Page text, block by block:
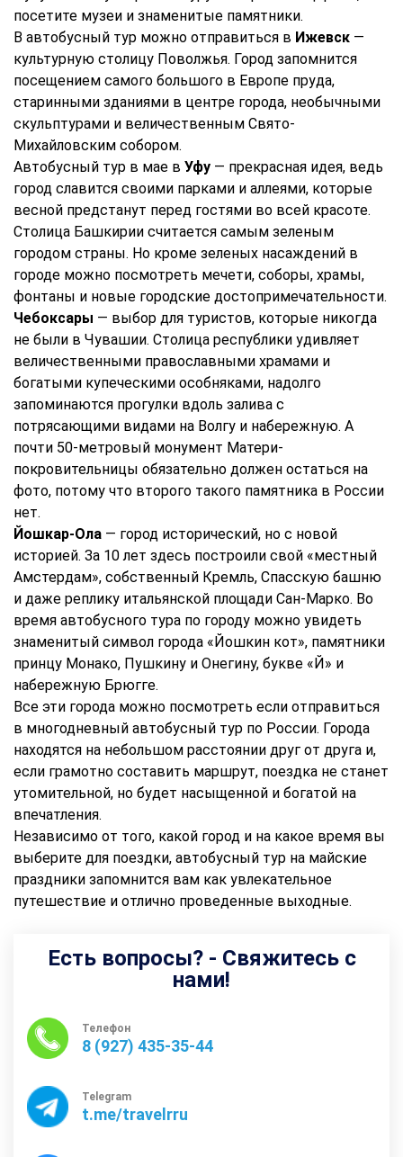
посетите музеи и знаменитые памятники.
В автобусный тур можно отправиться в Ижевск —
культурную столицу Поволжья. Город запомнится
посещением самого большого в Европе пруда,
старинными зданиями в центре города, необычными
скульптурами и величественным Свято-
Михайловским собором.
Автобусный тур в мае в Уфу — прекрасная идея, ведь
город славится своими парками и аллеями, которые
весной предстанут перед гостями во всей красоте.
Столица Башкирии считается самым зеленым
городом страны. Но кроме зеленых насаждений в
городе можно посмотреть мечети, соборы, храмы,
фонтаны и новые городские достопримечательности.
Чебоксары — выбор для туристов, которые никогда
не были в Чувашии. Столица республики удивляет
величественными православными храмами и
богатыми купеческими особняками, надолго
запоминаются прогулки вдоль залива с
потрясающими видами на Волгу и набережную. А
почти 50-метровый монумент Матери-
покровительницы обязательно должен остаться на
фото, потому что второго такого памятника в России
нет.
Йошкар-Ола — город исторический, но с новой
историей. За 10 лет здесь построили свой «местный
Амстердам», собственный Кремль, Спасскую башню
и даже реплику итальянской площади Сан-Марко. Во
время автобусного тура по городу можно увидеть
знаменитый символ города «Йошкин кот», памятники
принцу Монако, Пушкину и Онегину, букве «Й» и
набережную Брюгге.
Все эти города можно посмотреть если отправиться
в многодневный автобусный тур по России. Города
находятся на небольшом расстоянии друг от друга и,
если грамотно составить маршрут, поездка не станет
утомительной, но будет насыщенной и богатой на
впечатления.
Независимо от того, какой город и на какое время вы
выберите для поездки, автобусный тур на майские
праздники запомнится вам как увлекательное
путешествие и отлично проведенные выходные.
Есть вопросы? - Свяжитесь с
нами!
Телефон
8 (927) 435-35-44
Telegram
t.me/travelrru